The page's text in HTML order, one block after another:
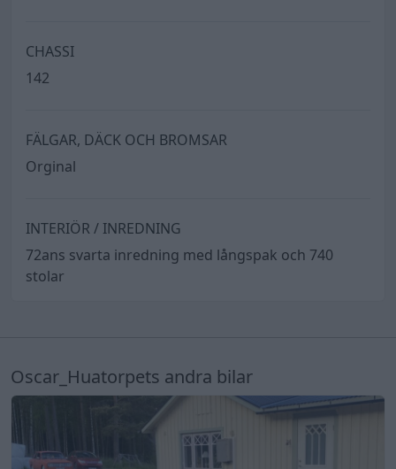
CHASSI
142
FÄLGAR, DÄCK OCH BROMSAR
Orginal
INTERIÖR / INREDNING
72ans svarta inredning med långspak och 740
stolar
Oscar_Huatorpets andra bilar